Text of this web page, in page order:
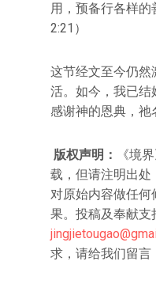
用，预备行各样的
2:21）
这节经文至今仍然
活。如今，我已结
感谢神的恩典，祂
版权声明：
《境
载，但请注明出处
对原始内容做任何
果。投稿及奉献支
求，请给我们留言